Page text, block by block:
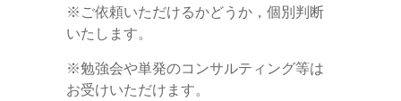
※ご依頼いただけるかどうか，個別判断
いたします。
※勉強会や単発のコンサルティング等は
お受けいただけます。